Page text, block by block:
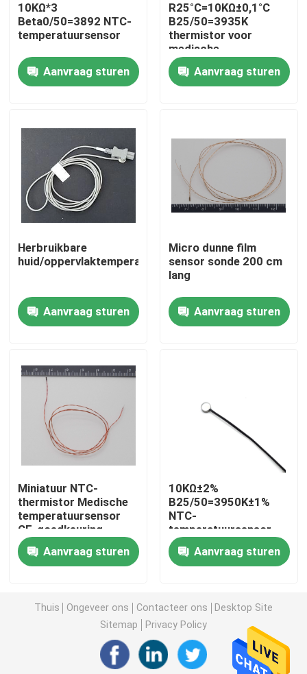
Producten
VR-show
Fabrieksreis
Kwaliteitscontrole
Medische Temperatuursensor
De oppervlakte zet Temperatuursensor op
De Sensor van de sondetemperatuur
NTC-Thermistorsonde
Epoxythermistor
Thermistor met dunne folie
de thermistor van de glasparel
OTO-temperatuursensor
10KΩ*3
Beta0/50=3892 NTC-
temperatuursensor
Aanvraag sturen
R25°C=10KΩ±0,1°C
B25/50=3935K
thermistor voor
medische
hulpmiddelen
Aanvraag sturen
Herbruikbare
huid/oppervlaktemperatuursonde
Aanvraag sturen
Micro dunne film
sensor sonde 200 cm
lang
Aanvraag sturen
Miniatuur NTC-
thermistor Medische
temperatuursensor
CE-goedkeuring
Aanvraag sturen
10KΩ±2%
B25/50=3950K±1%
NTC-
temperatuursensor
Aanvraag sturen
Thuis Ongeveer ons Contacteer ons
Desktop Site
Sitemap
Privacy Policy